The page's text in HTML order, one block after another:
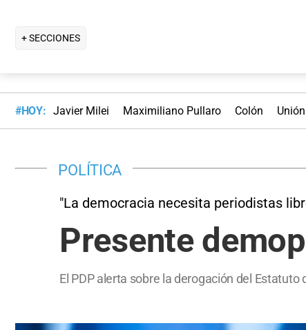
+ SECCIONES
#HOY: Javier Milei Maximiliano Pullaro Colón Unión
POLÍTICA
"La democracia necesita periodistas
Presente
El PDP alerta sobre la derogación del